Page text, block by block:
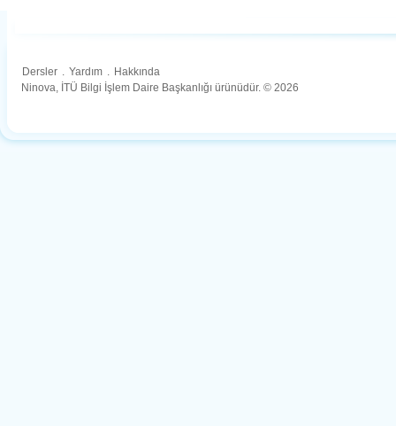
Dersler . Yardım . Hakkında
Ninova, İTÜ Bilgi İşlem Daire Başkanlığı ürünüdür. © 2026